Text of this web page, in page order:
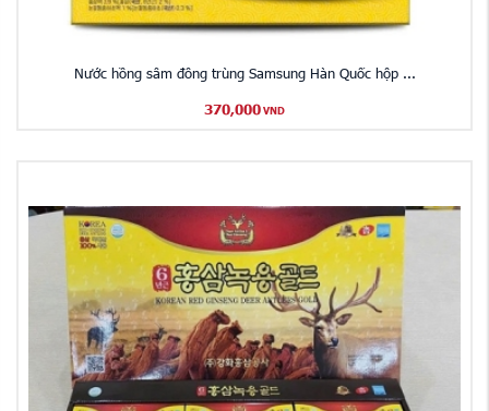
Nước hồng sâm đông trùng Samsung Hàn Quốc hộp ...
370,000 VND